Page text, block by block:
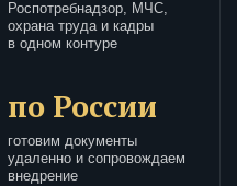
Роспотребнадзор, МЧС,
охрана труда и кадры
в одном контуре
по России
готовим документы
удаленно и сопровождаем
внедрение